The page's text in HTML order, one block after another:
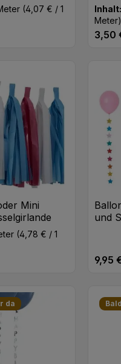
(4,07 € / 1
Anzahl: Gib
Meter)
3,50
Wert
Mini
(4,78 € / 1
Anzahl: Gib
und
9,95
da